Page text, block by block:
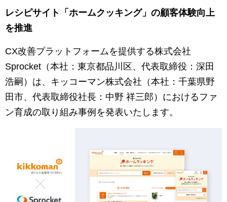
会社情報 トップ
沿革
セミナー・イベント
マーケティングお役立ち資料
レシピサイト「ホームクッキング」の顧客体験向上
を推進
CX改善プラットフォームを提供する株式会社
Sprocket（本社：東京都品川区、代表取締役：深田
浩嗣）は、キッコーマン株式会社（本社：千葉県野
田市、代表取締役社長：中野 祥三郎）におけるファ
ン育成の取り組み事例を発表いたします。